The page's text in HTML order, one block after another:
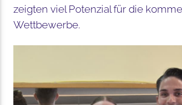
zeigten viel Potenzial für die
Wettbewerbe.